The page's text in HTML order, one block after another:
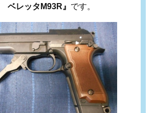
ベレッタM93R』 です。